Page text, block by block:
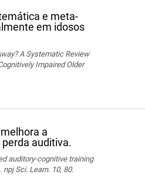
e meta-
em idosos
A Systematic Review
Impaired Older
a
auditiva.
auditory-cognitive training
Sci. Learn. 10, 80.